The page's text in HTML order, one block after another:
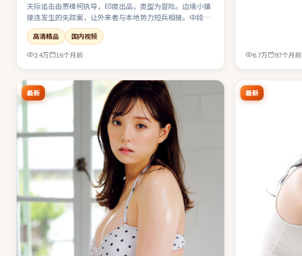
天际追击由贾樟柯执导，印度出品，类型为冒险。边境小镇
接连发生的失踪案，让外来者与本地势力短兵相接。中段节
奏放缓，为终局的多线收束积蓄足够的情感势能。值得在大
银幕或高质量终端上观看，声画细节信息丰富。
高清精品
国内视频
2.4万
16个月前 6.7万 97个月前
最新 最新